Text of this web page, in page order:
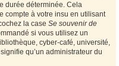
durée déterminée. Cela
compte à votre insu en utilisant
la case Se souvenir de
si vous utilisez un
cyber-café, université,
qu’un administrateur du